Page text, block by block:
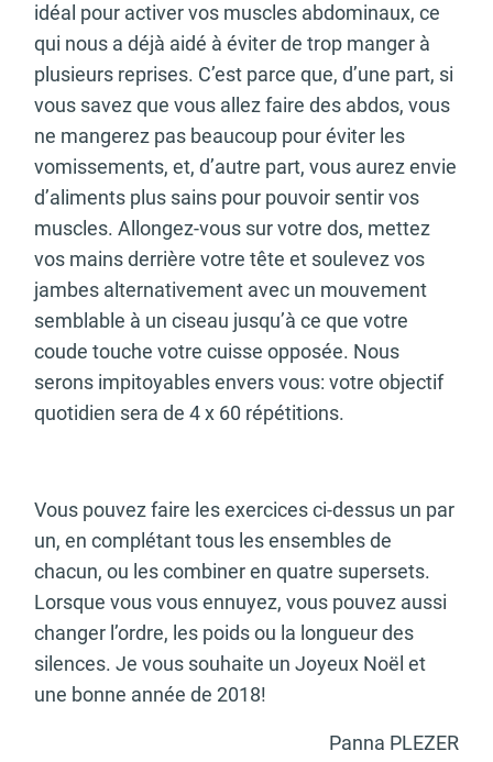
idéal pour activer vos muscles abdominaux, ce
qui nous a déjà aidé à éviter de trop manger à
plusieurs reprises. C’est parce que, d’une part, si
vous savez que vous allez faire des abdos, vous
ne mangerez pas beaucoup pour éviter les
vomissements, et, d’autre part, vous aurez envie
d’aliments plus sains pour pouvoir sentir vos
muscles. Allongez-vous sur votre dos, mettez
vos mains derrière votre tête et soulevez vos
jambes alternativement avec un mouvement
semblable à un ciseau jusqu’à ce que votre
coude touche votre cuisse opposée. Nous
serons impitoyables envers vous: votre objectif
quotidien sera de 4 x 60 répétitions.
Vous pouvez faire les exercices ci-dessus un par
un, en complétant tous les ensembles de
chacun, ou les combiner en quatre supersets.
Lorsque vous vous ennuyez, vous pouvez aussi
changer l’ordre, les poids ou la longueur des
silences. Je vous souhaite un Joyeux Noël et
une bonne année de 2018!
Panna PLEZER